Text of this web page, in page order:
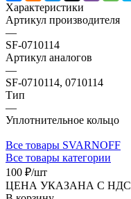
Характеристики
Артикул производителя
—
SF-0710114
Артикул аналогов
—
SF-0710114, 0710114
Тип
—
Уплотнительное кольцо
Все товары SVARNOFF
Все товары категории
100 ₽/шт
ЦЕНА УКАЗАНА С НДС